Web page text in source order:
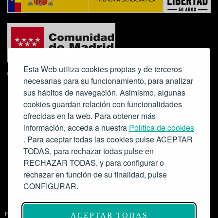
Esta Web utiliza cookies propias y de terceros
necesarias para su funcionamiento, para analizar
sus hábitos de navegación. Asimismo, algunas
cookies guardan relación con funcionalidades
ofrecidas en la web. Para obtener más
información, acceda a nuestra Política de cookies
. Para aceptar todas las cookies pulse ACEPTAR
TODAS, para rechazar todas pulse en
RECHAZAR TODAS, y para configurar o
rechazar en función de su finalidad, pulse
CONFIGURAR.
ACEPTAR TODAS
Colabora:
Proyecto de modernización de infraestructuras y digitalización del